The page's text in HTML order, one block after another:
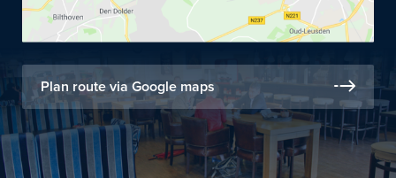
Plan route via Google maps